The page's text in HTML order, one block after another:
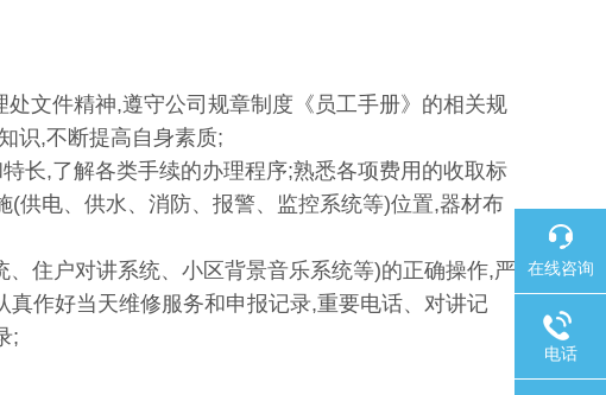
文件精神,遵守公司规章制度《员工手册》的相关规
识,不断提高自身素质;
长,了解各类手续的办理程序;熟悉各项费用的收取标
供电、供水、消防、报警、监控系统等)位置,器材布
住户对讲系统、小区背景音乐系统等)的正确操作,严
作好当天维修服务和申报记录,重要电话、对讲记
;
在线咨询
电话